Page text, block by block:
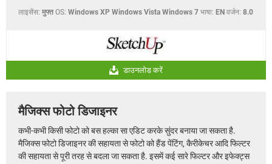
लाइसेंस: मुफ्त OS: Windows XP Windows Vista Windows 7 भाषा: EN वर्जन: 8.0
डाउनलोड करें
मैजिक्स फोटो डिजाइनर
कभी-कभी किसी फोटो को बस हल्का सा एडिट करके सुंदर बनाया जा सकता है.
मैजिक्स फोटो डिजाइनर की सहायता से फोटो को हैंड पेंटिंग, कैरीकेचर आदि फिल्टर
की सहायता से पूरी तरह से बदला जा सकता है. इसमें कई सारे फिल्टर और इफेक्ट्स